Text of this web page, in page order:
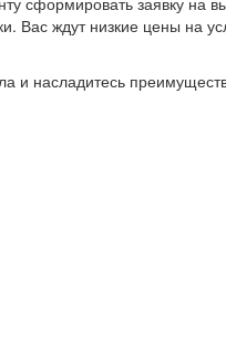
ждут низкие цены на
и насладитесь